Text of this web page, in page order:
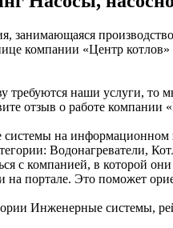
занимающаяся
компании «Центр
требуются наши услуги, то
отзыв о работе
на информационном
Водонагреватели,
с компанией, в которой
на портале. Это поможет
Инженерные системы,